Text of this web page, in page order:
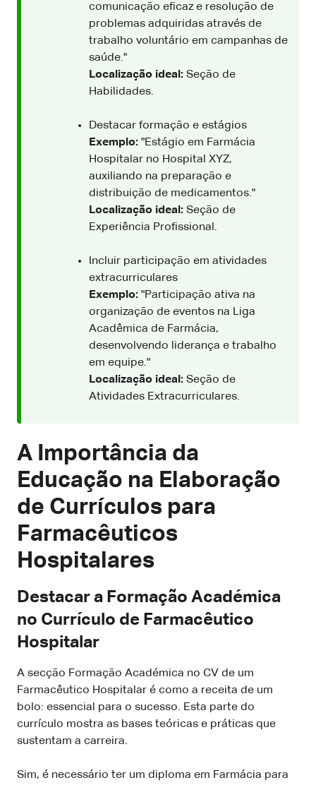
comunicação eficaz e resolução de
problemas adquiridas através de
trabalho voluntário em campanhas de
saúde."
Localização ideal: Seção de
Habilidades.
Destacar formação e estágios
Exemplo: "Estágio em Farmácia
Hospitalar no Hospital XYZ,
auxiliando na preparação e
distribuição de medicamentos."
Localização ideal: Seção de
Experiência Profissional.
Incluir participação em atividades
extracurriculares
Exemplo: "Participação ativa na
organização de eventos na Liga
Acadêmica de Farmácia,
desenvolvendo liderança e trabalho
em equipe."
Localização ideal: Seção de
Atividades Extracurriculares.
A Importância da
Educação na Elaboração
de Currículos para
Farmacêuticos
Hospitalares
Destacar a Formação Académica
no Currículo de Farmacêutico
Hospitalar
A secção Formação Académica no CV de um
Farmacêutico Hospitalar é como a receita de um
bolo: essencial para o sucesso. Esta parte do
currículo mostra as bases teóricas e práticas que
sustentam a carreira.
Sim, é necessário ter um diploma em Farmácia para